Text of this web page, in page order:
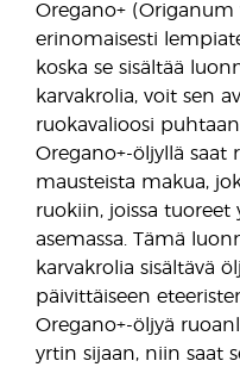
Oregano+ (Origanum
erinomaisesti
koska se sisältää
karvakrolia, voit sen
ruokavalioosi
Oregano+-öljyllä saat
mausteista makua,
ruokiin, joissa tuoreet
asemassa. Tämä
karvakrolia sisältävä
päivittäiseen
Oregano+-öljyä
yrtin sijaan, niin saat